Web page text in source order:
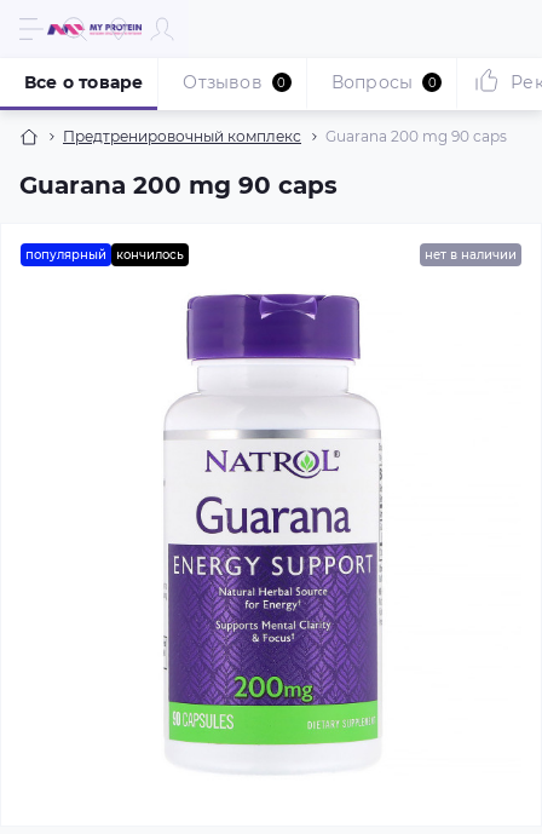
Предтренировочный комплекс Guarana 200 mg 90 caps
Guarana 200 mg 90 caps
Все о товаре Отзывов 0 Вопросы 0
популярный кончилось нет в наличии